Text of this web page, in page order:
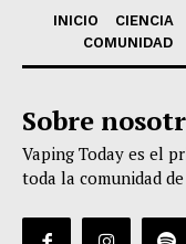
INICIO CIENCIA
COMUNIDAD
Sobre
Vaping Today es el
toda la comunidad